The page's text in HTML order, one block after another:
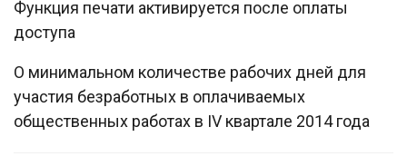
Функция печати активируется после оплаты
доступа
О минимальном количестве рабочих дней для
участия безработных в оплачиваемых
общественных работах в IV квартале 2014 года